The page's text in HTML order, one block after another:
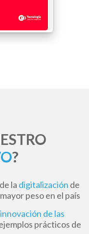
?
la digitalización de
peso en el país
innovación de las
prácticos de